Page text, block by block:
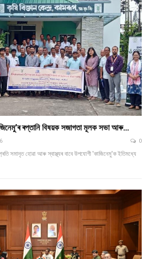
ৰপ্তানি বিষয়ক সজাগতা মূলক সভা আৰু…
0
সমাদৃত হোৱা আৰু স্বাস্থ্যৰ বাবে উপযোগী 'কাজিনেমু'ক ইতিমধ্যে